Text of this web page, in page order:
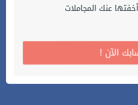
عنك المجاملات
الآن